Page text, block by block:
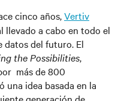
cinco años,Vertiv
llevado a cabo en todo el
datos del futuro. El
the Possibilities,
más de 800
una idea basada en la